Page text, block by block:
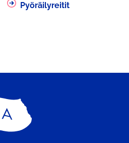
Pyöräilyreitit